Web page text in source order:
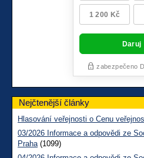
Nejčtenější články
Hlasování veřejnosti o Cenu
03/2026 Informace a odpovědi ze
Praha(1099)